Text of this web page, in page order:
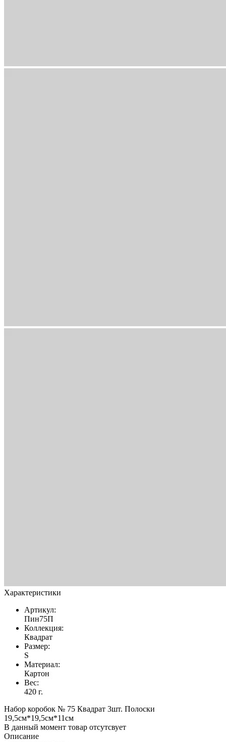
Характеристики
Артикул:
Пин75П
Коллекция:
Квадрат
Размер:
S
Материал:
Картон
Вес:
420 г.
Набор коробок № 75 Квадрат 3шт. Полоски
19,5см*19,5см*11см
В данный момент товар отсутсвует
Описание